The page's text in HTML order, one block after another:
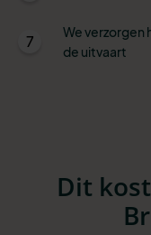
7
We verzorgen
de uitvaart
Dit